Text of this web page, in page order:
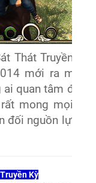
Thát Truyền
mới ra mắt:
quan tâm đến
mong mọi
đối nguồn lực
Kỳ